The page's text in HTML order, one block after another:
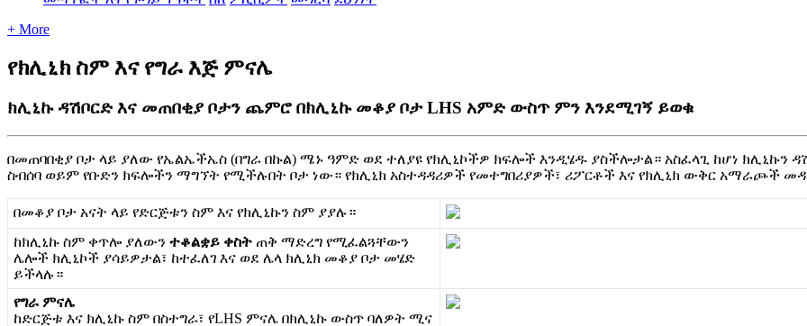
+ More
የክሊኒክ ስም እና የግራ እጅ ምናሌ
ክሊኒኩ ዳሽቦርድ እና መጠበቂያ ቦታን ጨምሮ በክሊኒኩ መቆያ ቦታ LHS አምድ ውስጥ ምን እንደሚገኝ ይወቁ
በመጠባበቂያ ቦታ ላይ ያለው የኤልኤችኤስ (በግራ በኩል) ሜኑ ዓምድ ወደ ተለያዩ የክሊኒኮችዎ ክፍሎች እንዲሄዱ ያስችሎታል። አስፈላጊ ከሆነ ክሊኒኩን ዳ
ስብሰባ ወይም የቡድን ክፍሎችን ማግኘት የሚችሉበት ቦታ ነው። የክሊኒክ አስተዳዳሪዎች የመተግበሪያዎች፣ ሪፖርቶች እና የክሊኒክ ውቅር አማራጮች መዳ
በመቆያ ቦታ አናት ላይ የድርጅቱን ስም እና የክሊኒኩን ስም ያያሉ ።
ከክሊኒኩ ስም ቀጥሎ ያለውን ተቆልቋይ ቀስት ጠቅ ማድረግ የሚፈልጓቸውን
ሌሎች ክሊኒኮች ያሳይዎታል፣ ከተፈለገ እና ወደ ሌላ ክሊኒክ መቆያ ቦታ መሄድ
ይችላሉ ።
የግራ ምናሌ
ከድርጅቱ እና ክሊኒኩ ስም በስተግራ፣ የLHS ምናሌ በክሊኒኩ ውስጥ ባለዎት ሚና